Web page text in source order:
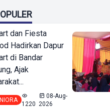
dan Fiesta
Hadirkan Dapur
di Bandar
Ajak
1220
08-Aug-
2026